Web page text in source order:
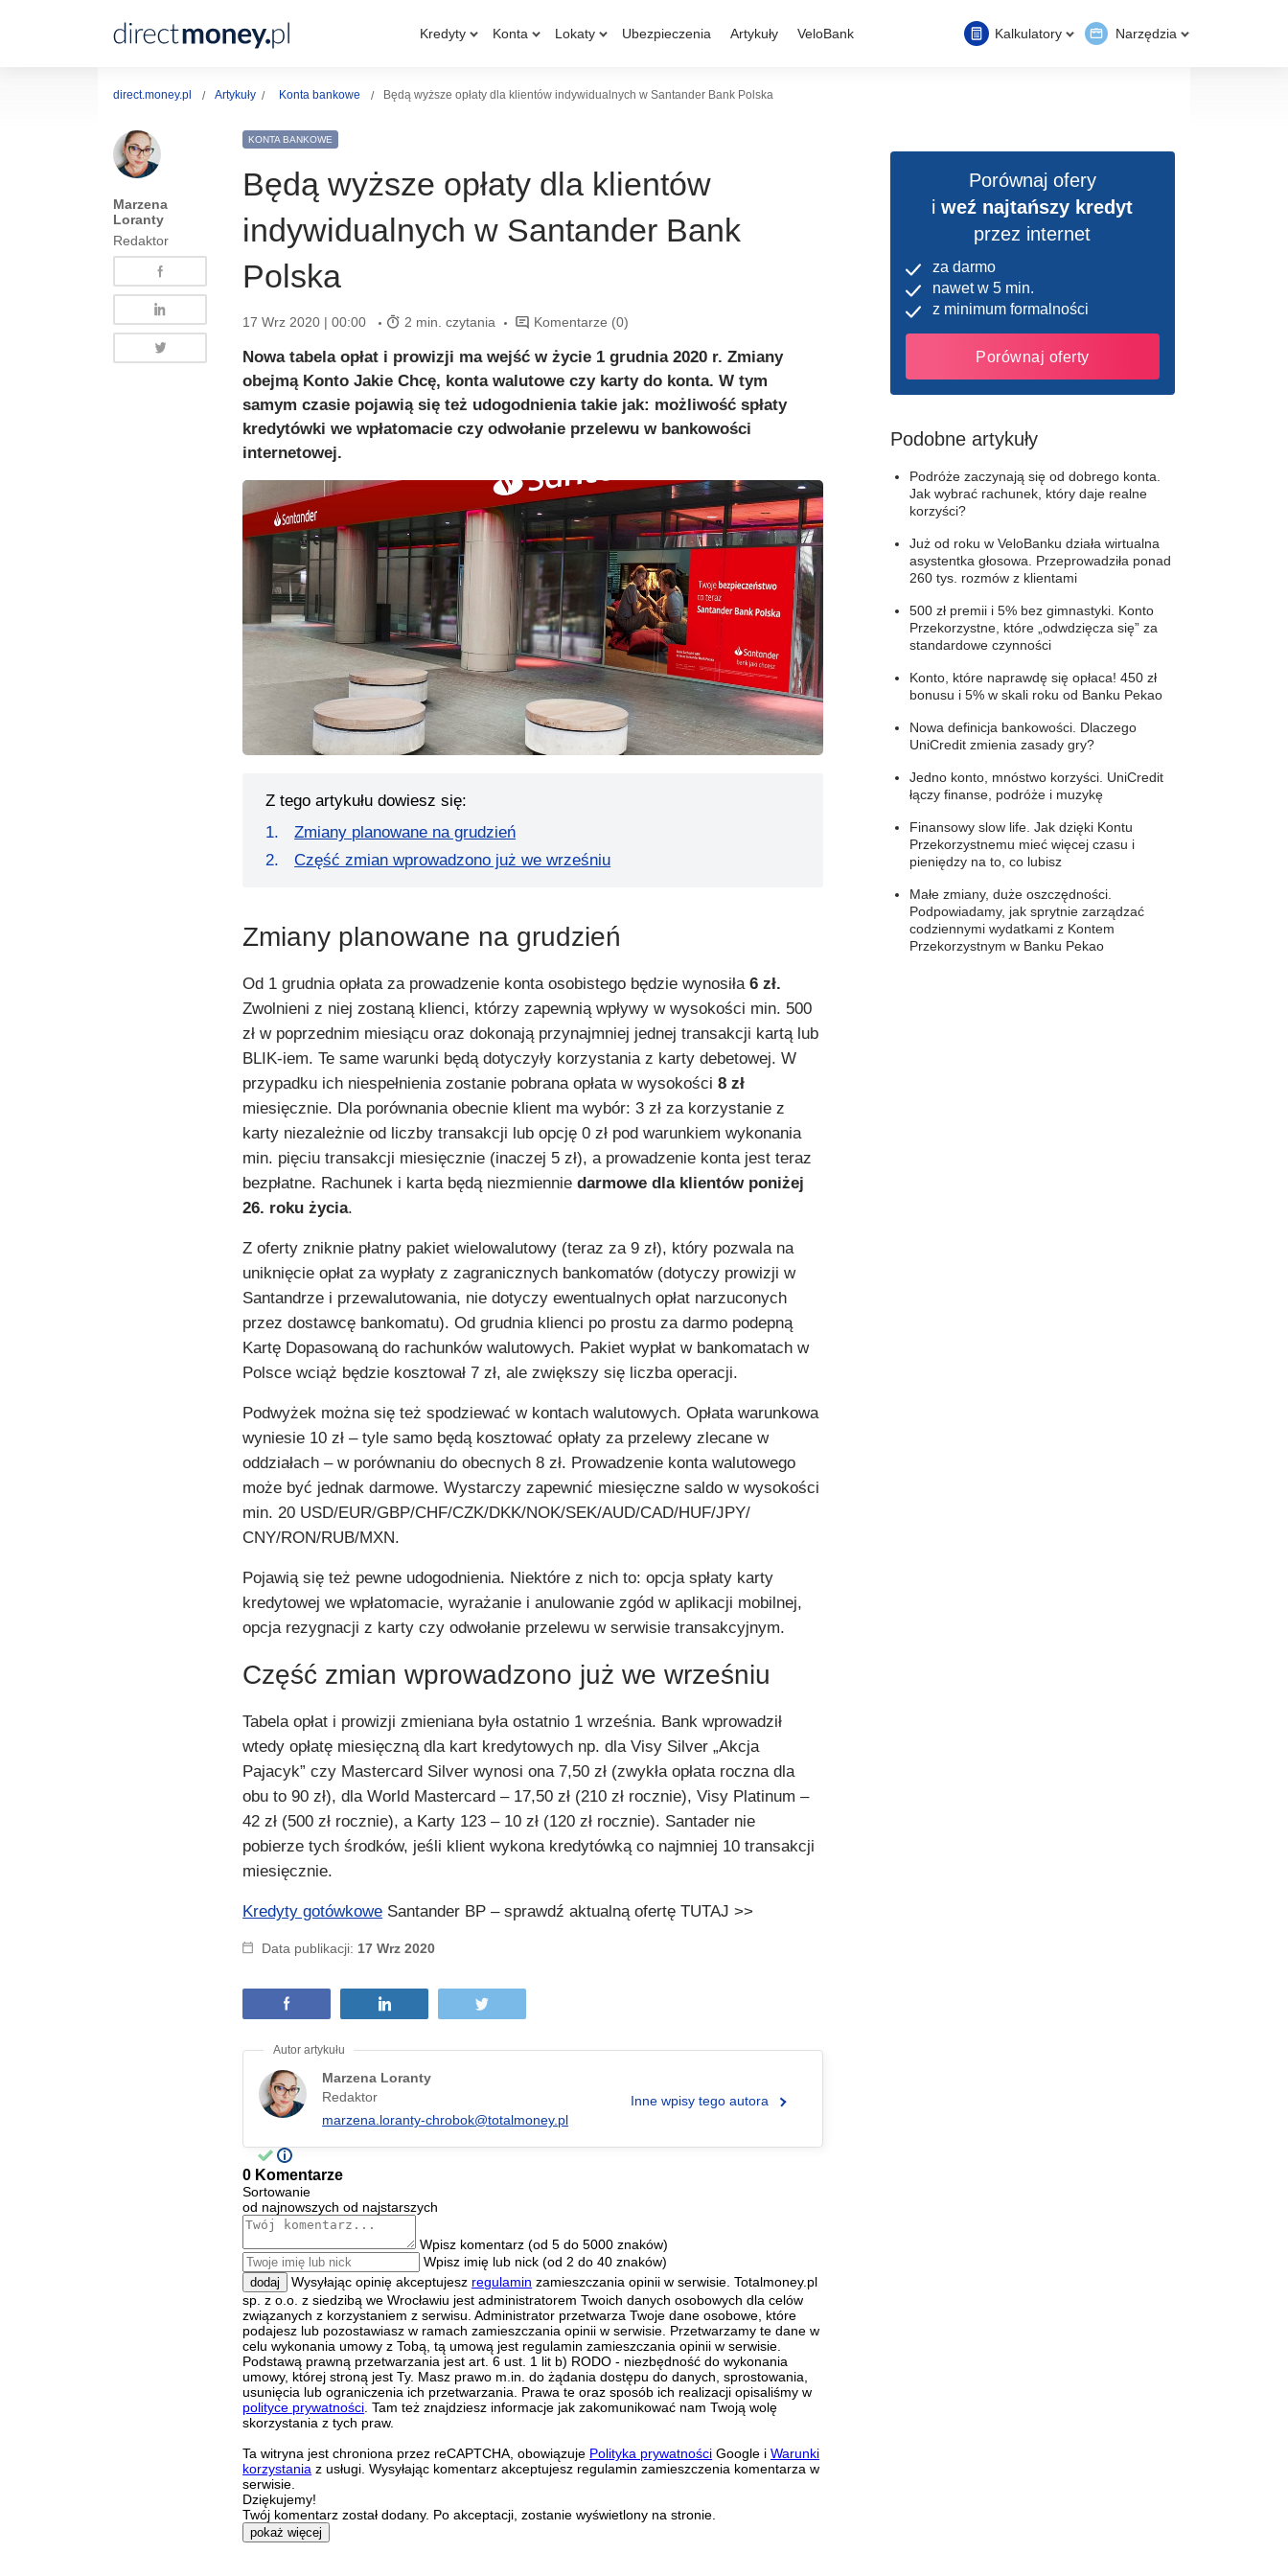
Kredyty Konta Lokaty Ubezpieczenia Artykuły VeloBank Kalkulatory Narzędzia
direct.money.pl Artykuły Konta bankowe Będą wyższe opłaty dla klientów indywidualnych w Santander Bank Polska
Marzena
Loranty
Redaktor
KONTA BANKOWE
Będą wyższe opłaty dla klientów
indywidualnych w Santander Bank
Polska
17 Wrz 2020 | 00:00 2 min. czytania Komentarze (0)
Nowa tabela opłat i prowizji ma wejść w życie 1 grudnia 2020 r. Zmiany
obejmą Konto Jakie Chcę, konta walutowe czy karty do konta. W tym
samym czasie pojawią się też udogodnienia takie jak: możliwość spłaty
kredytówki we wpłatomacie czy odwołanie przelewu w bankowości
internetowej.
Z tego artykułu dowiesz się:
Zmiany planowane na grudzień
Część zmian wprowadzono już we wrześniu
Zmiany planowane na grudzień
Od 1 grudnia opłata za prowadzenie konta osobistego będzie wynosiła 6 zł.
Zwolnieni z niej zostaną klienci, którzy zapewnią wpływy w wysokości min. 500
zł w poprzednim miesiącu oraz dokonają przynajmniej jednej transakcji kartą lub
BLIK-iem. Te same warunki będą dotyczyły korzystania z karty debetowej. W
przypadku ich niespełnienia zostanie pobrana opłata w wysokości8 zł
miesięcznie. Dla porównania obecnie klient ma wybór: 3 zł za korzystanie z
karty niezależnie od liczby transakcji lub opcję 0 zł pod warunkiem wykonania
min. pięciu transakcji miesięcznie (inaczej 5 zł), a prowadzenie konta jest teraz
bezpłatne. Rachunek i karta będą niezmienniedarmowe dla klientów poniżej
26. roku życia.
Z oferty zniknie płatny pakiet wielowalutowy (teraz za 9 zł), który pozwala na
uniknięcie opłat za wypłaty z zagranicznych bankomatów (dotyczy prowizji w
Santandrze i przewalutowania, nie dotyczy ewentualnych opłat narzuconych
przez dostawcę bankomatu). Od grudnia klienci po prostu za darmo podepną
Kartę Dopasowaną do rachunków walutowych. Pakiet wypłat w bankomatach w
Polsce wciąż będzie kosztował 7 zł, ale zwiększy się liczba operacji.
Podwyżek można się też spodziewać w kontach walutowych. Opłata warunkowa
wyniesie 10 zł – tyle samo będą kosztować opłaty za przelewy zlecane w
oddziałach – w porównaniu do obecnych 8 zł. Prowadzenie konta walutowego
może być jednak darmowe. Wystarczy zapewnić miesięczne saldo w wysokości
min. 20 USD/EUR/GBP/CHF/CZK/DKK/NOK/SEK/AUD/CAD/HUF/JPY/
CNY/RON/RUB/MXN.
Pojawią się też pewne udogodnienia. Niektóre z nich to: opcja spłaty karty
kredytowej we wpłatomacie, wyrażanie i anulowanie zgód w aplikacji mobilnej,
opcja rezygnacji z karty czy odwołanie przelewu w serwisie transakcyjnym.
Część zmian wprowadzono już we wrześniu
Tabela opłat i prowizji zmieniana była ostatnio 1 września. Bank wprowadził
wtedy opłatę miesięczną dla kart kredytowych np. dla Visy Silver „Akcja
Pajacyk” czy Mastercard Silver wynosi ona 7,50 zł (zwykła opłata roczna dla
obu to 90 zł), dla World Mastercard – 17,50 zł (210 zł rocznie), Visy Platinum –
42 zł (500 zł rocznie), a Karty 123 – 10 zł (120 zł rocznie). Santader nie
pobierze tych środków, jeśli klient wykona kredytówką co najmniej 10 transakcji
miesięcznie.
Kredyty gotówkowe Santander BP – sprawdź aktualną ofertę TUTAJ >>
Data publikacji: 17 Wrz 2020
Marzena Loranty
Redaktor
marzena.loranty-chrobok@totalmoney.pl
Inne wpisy tego autora
0 Komentarze
Sortowanie
od najnowszych od najstarszych
Wpisz komentarz (od 5 do 5000 znaków)
Wpisz imię lub nick (od 2 do 40 znaków)
dodaj Wysyłając opinię akceptujesz regulamin zamieszczania opinii w serwisie. Totalmoney.pl
sp. z o.o. z siedzibą we Wrocławiu jest administratorem Twoich danych osobowych dla celów
związanych z korzystaniem z serwisu. Administrator przetwarza Twoje dane osobowe, które
podajesz lub pozostawiasz w ramach zamieszczania opinii w serwisie. Przetwarzamy te dane w
celu wykonania umowy z Tobą, tą umową jest regulamin zamieszczania opinii w serwisie.
Podstawą prawną przetwarzania jest art. 6 ust. 1 lit b) RODO - niezbędność do wykonania
umowy, której stroną jest Ty. Masz prawo m.in. do żądania dostępu do danych, sprostowania,
usunięcia lub ograniczenia ich przetwarzania. Prawa te oraz sposób ich realizacji opisaliśmy w
polityce prywatności . Tam też znajdziesz informacje jak zakomunikować nam Twoją wolę
skorzystania z tych praw.
Ta witryna jest chroniona przez reCAPTCHA, obowiązuje Polityka prywatności Google iWarunki
korzystania z usługi. Wysyłając komentarz akceptujesz regulamin zamieszczenia komentarza w
serwisie.
Dziękujemy!
Twój komentarz został dodany. Po akceptacji, zostanie wyświetlony na stronie.
pokaż więcej
Porównaj ofery
iweź najtańszy kredyt
przez internet
za darmo
nawet w 5 min.
z minimum formalności
Porównaj oferty
Podobne artykuły
Podróże zaczynają się od dobrego konta.
Jak wybrać rachunek, który daje realne
korzyści?
Już od roku w VeloBanku działa wirtualna
asystentka głosowa. Przeprowadziła ponad
260 tys. rozmów z klientami
500 zł premii i 5% bez gimnastyki. Konto
Przekorzystne, które „odwdzięcza się” za
standardowe czynności
Konto, które naprawdę się opłaca! 450 zł
bonusu i 5% w skali roku od Banku Pekao
Nowa definicja bankowości. Dlaczego
UniCredit zmienia zasady gry?
Jedno konto, mnóstwo korzyści. UniCredit
łączy finanse, podróże i muzykę
Finansowy slow life. Jak dzięki Kontu
Przekorzystnemu mieć więcej czasu i
pieniędzy na to, co lubisz
Małe zmiany, duże oszczędności.
Podpowiadamy, jak sprytnie zarządzać
codziennymi wydatkami z Kontem
Przekorzystnym w Banku Pekao